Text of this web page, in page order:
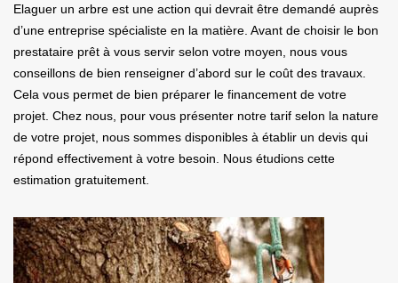
Elaguer un arbre est une action qui devrait être demandé auprès
d’une entreprise spécialiste en la matière. Avant de choisir le bon
prestataire prêt à vous servir selon votre moyen, nous vous
conseillons de bien renseigner d’abord sur le coût des travaux.
Cela vous permet de bien préparer le financement de votre
projet. Chez nous, pour vous présenter notre tarif selon la nature
de votre projet, nous sommes disponibles à établir un devis qui
répond effectivement à votre besoin. Nous étudions cette
estimation gratuitement.